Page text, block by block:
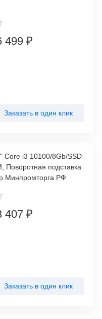
499 ₽
Заказать в один клик
Core i3 10100/8Gb/SSD
Поворотная подставка
Минпромторга РФ
407 ₽
Заказать в один клик